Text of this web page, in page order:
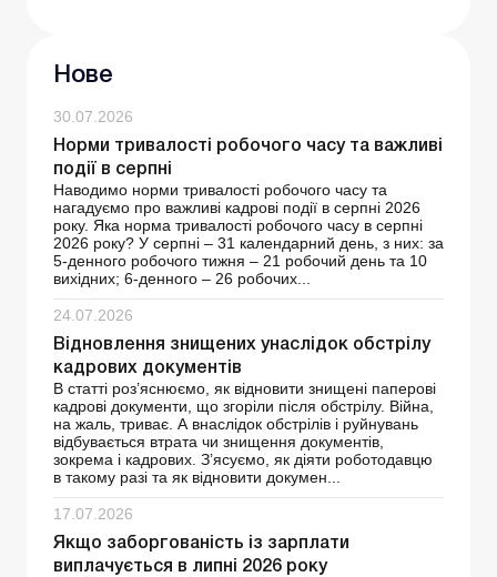
Нове
30.07.2026
Норми тривалості робочого часу та важливі
події в серпні
Наводимо норми тривалості робочого часу та
нагадуємо про важливі кадрові події в серпні 2026
року. Яка норма тривалості робочого часу в серпні
2026 року? У серпні – 31 календарний день, з них: за
5-денного робочого тижня – 21 робочий день та 10
вихідних; 6-денного – 26 робочих...
24.07.2026
Відновлення знищених унаслідок обстрілу
кадрових документів
В статті роз’яснюємо, як відновити знищені паперові
кадрові документи, що згоріли після обстрілу. Війна,
на жаль, триває. А внаслідок обстрілів і руйнувань
відбувається втрата чи знищення документів,
зокрема і кадрових. З’ясуємо, як діяти роботодавцю
в такому разі та як відновити докумен...
17.07.2026
Якщо заборгованість із зарплати
виплачується в липні 2026 року